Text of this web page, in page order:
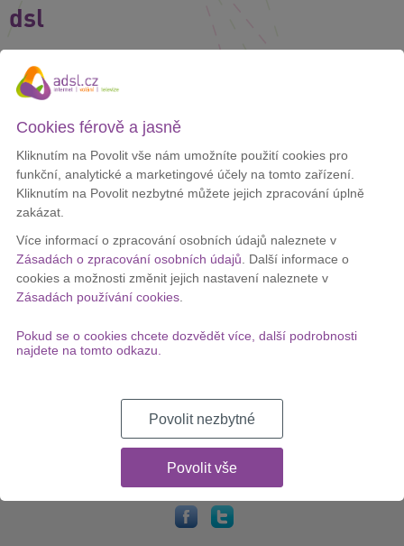
dsl
technologie umožňující přenos internetu po klasickém telefonním
vedení. Čím je delší vedení od ústředny, tím klesá přenosová
rychlost. Maximální přenosová rychlost před DSL připojení je nyní
MÁTE DOTAZ?
Zeptejte se našeho operátora, nečeká Vás žádný automat. Rádi
Vám pomůžeme zodpovědět jakýkoliv dotaz.
+420 277 270 770
+420 725 442 332
Dostupnost: Po – Pá: 8:00 – 18:00
A NEBO SI NECHTE ZAVOLAT ZPĚT
Vyplňtenásledující formulář
ZAVOLEJTE MI ZPĚT
Cookies férově a jasně
Kliknutím na Povolit vše nám umožníte použití cookies pro
funkční, analytické a marketingové účely na tomto zařízení.
Kliknutím na Povolit nezbytné můžete jejich zpracování úplně
zakázat.
Více informací o zpracování osobních údajů naleznete v
Zásadách o zpracování osobních údajů . Další informace o
cookies a možnosti změnit jejich nastavení naleznete v
Zásadách používání cookies.
Pokud se o cookies chcete dozvědět více, další podrobnosti
najdete na tomto odkazu.
Povolit nezbytné
Povolit vše